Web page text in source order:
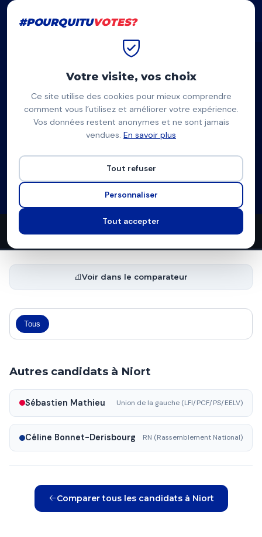
#POURQUITUVOTES?
JB
Jérôme Baloge
Liste divers centre
0propositions0thèmes couverts3candidats en lice
Voir dans le comparateur
Tous
Autres candidats à Niort
Sébastien Mathieu Union de la gauche (LFI/PCF/PS/EELV)
Céline Bonnet-Derisbourg RN (Rassemblement National)
Comparer tous les candidats à Niort
#POURQUITUVOTES?
Votre visite, vos choix
Ce site utilise des cookies pour mieux comprendre
comment vous l’utilisez et améliorer votre expérience.
Vos données restent anonymes et ne sont jamais
vendues. En savoir plus
Tout refuser
Personnaliser
Tout accepter